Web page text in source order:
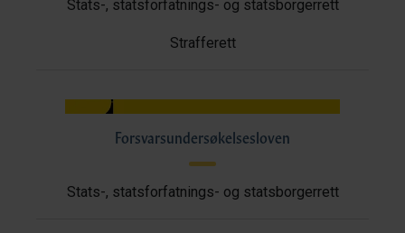
Stats-, statsforfatnings- og statsborgerrett
Strafferett
Forsvarsundersøkelsesloven
Stats-, statsforfatnings- og statsborgerrett